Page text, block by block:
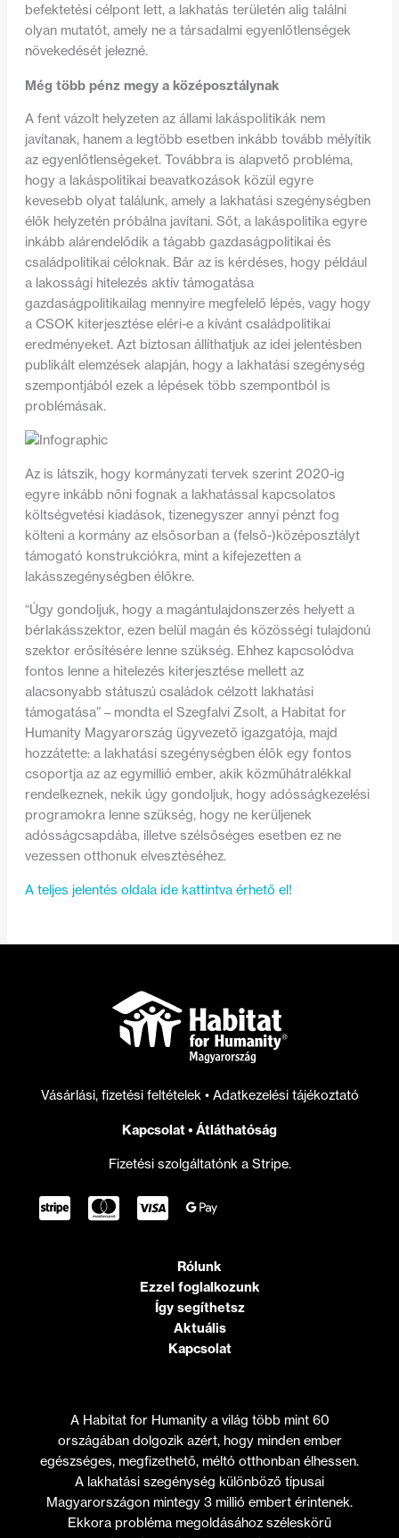
befektetési célpont lett, a lakhatás területén alig találni
olyan mutatót, amely ne a társadalmi egyenlőtlenségek
növekedését jelezné.
Még több pénz megy a középosztálynak
A fent vázolt helyzeten az állami lakáspolitikák nem
javítanak, hanem a legtöbb esetben inkább tovább mélyítik
az egyenlőtlenségeket. Továbbra is alapvető probléma,
hogy a lakáspolitikai beavatkozások közül egyre
kevesebb olyat találunk, amely a lakhatási szegénységben
élők helyzetén próbálna javítani. Sőt, a lakáspolitika egyre
inkább alárendelődik a tágabb gazdaságpolitikai és
családpolitikai céloknak. Bár az is kérdéses, hogy például
a lakossági hitelezés aktív támogatása
gazdaságpolitikailag mennyire megfelelő lépés, vagy hogy
a CSOK kiterjesztése eléri-e a kívánt családpolitikai
eredményeket. Azt biztosan állíthatjuk az idei jelentésben
publikált elemzések alapján, hogy a lakhatási szegénység
szempontjából ezek a lépések több szempontból is
problémásak.
Az is látszik, hogy kormányzati tervek szerint 2020-ig
egyre inkább nőni fognak a lakhatással kapcsolatos
költségvetési kiadások, tizenegyszer annyi pénzt fog
költeni a kormány az elsősorban a (felső-)középosztályt
támogató konstrukciókra, mint a kifejezetten a
lakásszegénységben élőkre.
“Úgy gondoljuk, hogy a magántulajdonszerzés helyett a
bérlakásszektor, ezen belül magán és közösségi tulajdonú
szektor erősítésére lenne szükség. Ehhez kapcsolódva
fontos lenne a hitelezés kiterjesztése mellett az
alacsonyabb státuszú családok célzott lakhatási
támogatása” – mondta el Szegfalvi Zsolt, a Habitat for
Humanity Magyarország ügyvezető igazgatója, majd
hozzátette: a lakhatási szegénységben élők egy fontos
csoportja az az egymillió ember, akik közműhátralékkal
rendelkeznek, nekik úgy gondoljuk, hogy adósságkezelési
programokra lenne szükség, hogy ne kerüljenek
adósságcsapdába, illetve szélsőséges esetben ez ne
vezessen otthonuk elvesztéséhez.
A teljes jelentés oldala ide kattintva érhető el!
Vásárlási, fizetési feltételek • Adatkezelési tájékoztató
Kapcsolat• Átláthatóság
Fizetési szolgáltatónk a Stripe.
Rólunk
Ezzel foglalkozunk
Így segíthetsz
Aktuális
Kapcsolat
A Habitat for Humanity a világ több mint 60
országában dolgozik azért, hogy minden ember
egészséges, megfizethető, méltó otthonban élhessen.
A lakhatási szegénység különböző típusai
Magyarországon mintegy 3 millió embert érintenek.
Ekkora probléma megoldásához széleskörű